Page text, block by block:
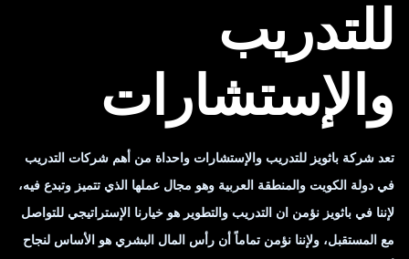
للتدريب
والإستشارات
تعد شركة باثويز للتدريب والإستشارات واحداة من أهم شركات التدريب
في دولة الكويت والمنطقة العربية وهو مجال عملها الذي تتميز وتبدع فيه،
لإننا في باثويز نؤمن ان التدريب والتطوير هو خيارنا الإستراتيجي للتواصل
مع المستقبل، ولإننا نؤمن تماماً أن رأس المال البشري هو الأساس لنجاح